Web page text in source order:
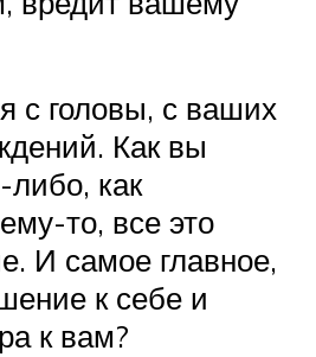
с головы, с ваших
Как вы
как
то, все это
И самое главное,
к себе и
к вам?